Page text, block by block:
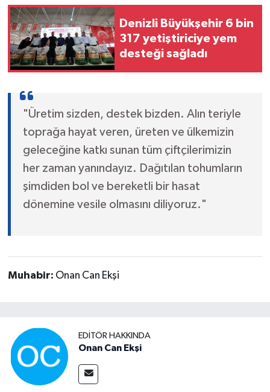
Denizli Büyükşehir 6 bin
317 yetiştiriciye yem
desteği sağladı
"Üretim sizden, destek bizden. Alın teriyle
toprağa hayat veren, üreten ve ülkemizin
geleceğine katkı sunan tüm çiftçilerimizin
her zaman yanındayız. Dağıtılan tohumların
şimdiden bol ve bereketli bir hasat
dönemine vesile olmasını diliyoruz."
Muhabir: Onan Can Ekşi
EDITÖR HAKKINDA
Onan Can Ekşi